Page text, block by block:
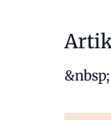
&nbsp;